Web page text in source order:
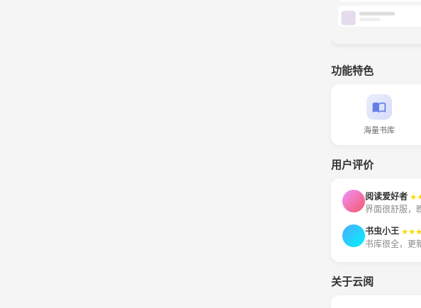
功能特色
海量书库
用户评价
阅读爱好者
界面很舒服，
书虫小王
书库很全，更
关于云阅